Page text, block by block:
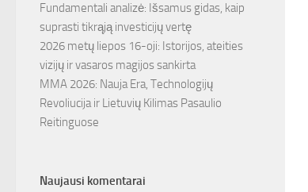
Fundamentali analizė: Išsamus gidas, kaip
suprasti tikrąją investicijų vertę
2026 metų liepos 16-oji: Istorijos, ateities
vizijų ir vasaros magijos sankirta
MMA 2026: Nauja Era, Technologijų
Revoliucija ir Lietuvių Kilimas Pasaulio
Reitinguose
Naujausi komentarai